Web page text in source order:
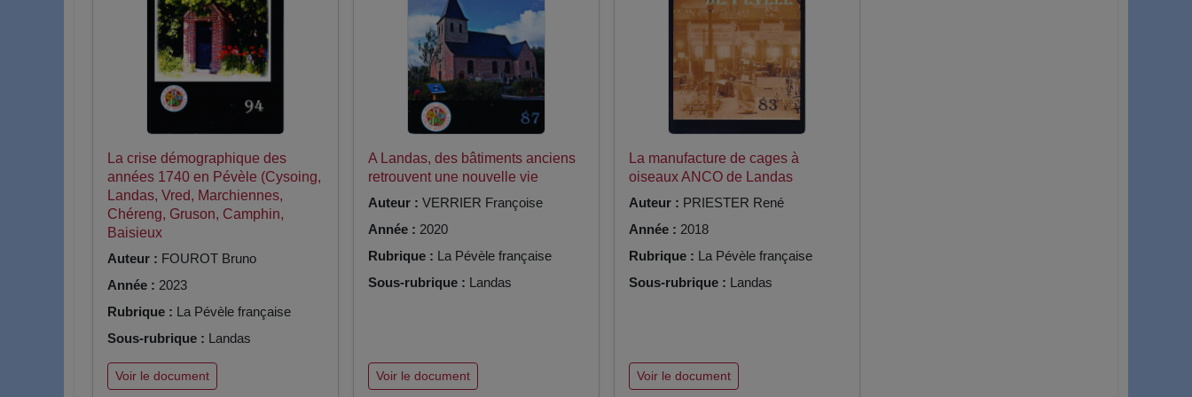
La crise démographique des
années 1740 en Pévèle (Cysoing,
Landas, Vred, Marchiennes,
Chéreng, Gruson, Camphin,
Baisieux
Auteur : FOUROT Bruno
Année : 2023
Rubrique : La Pévèle française
Sous-rubrique : Landas
Voir le document
A Landas, des bâtiments anciens
retrouvent une nouvelle vie
Auteur : VERRIER Françoise
Année : 2020
Rubrique : La Pévèle française
Sous-rubrique : Landas
Voir le document
La manufacture de cages à
oiseaux ANCO de Landas
Auteur : PRIESTER René
Année : 2018
Rubrique : La Pévèle française
Sous-rubrique : Landas
Voir le document